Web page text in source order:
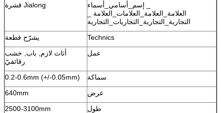
_ إسم_أسامي_أسماء
العلامة_العلامة_العلامات_العلامة _
التجارية_التجارية_التجاريات_التجارية
Jialong قشرة
Technics
يشرّح قطعة
عمل
أثاث لازم, باب, خشب
رقائقيّ
سماكة
0.2-0.6mm (+/-0.05mm)
عرض
640mm
طول
2500-3100mm